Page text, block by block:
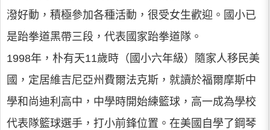
潑好動，積極參加各種活動，很受女生歡迎。國小已
是跆拳道黑帶三段，代表國家跆拳道隊。
1998年，朴有天11歲時（國小六年級）隨家人移民美
國，定居維吉尼亞州費爾法克斯，就讀於福爾摩斯中
學和尚迪利高中，中學時開始練籃球，高一成為學校
代表隊籃球選手，打小前鋒位置。在美國自學了鋼琴